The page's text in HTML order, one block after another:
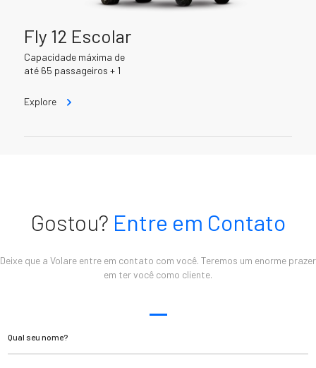
Fly 12 Escolar
Capacidade máxima de
até 65 passageiros + 1
Explore
Gostou? Entre em Contato
Deixe que a Volare entre em contato com você. Teremos um enorme prazer
em ter você como cliente.
Qual seu nome?